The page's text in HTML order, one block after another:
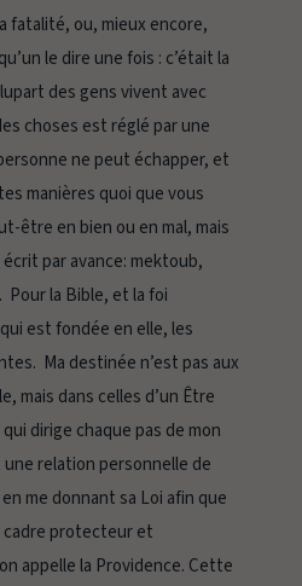
fatalité, ou, mieux encore,
le dire une fois : c’était la
des gens vivent avec
choses est réglé par une
ne peut échapper, et
manières quoi que vous
être en bien ou en mal, mais
par avance: mektoub,
la Bible, et la foi
est fondée en elle, les
Ma destinée n’est pas aux
mais dans celles d’un Être
dirige chaque pas de mon
relation personnelle de
me donnant sa Loi afin que
cadre protecteur et
appelle la Providence. Cette